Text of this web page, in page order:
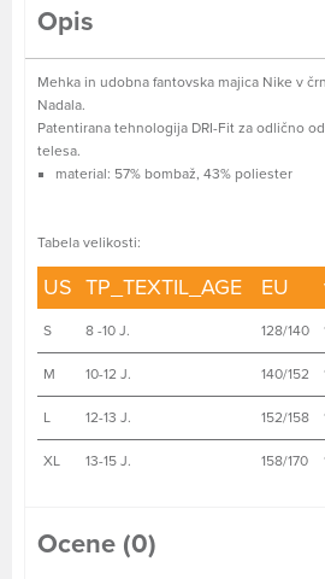
Opis
Mehka in udobna fantovska majica Nike v
Nadala.
Patentirana tehnologija DRI-Fit za odlično
telesa.
material: 57% bombaž, 43% poliester
Tabela velikosti:
US TP_TEXTIL_AGE EU
S 8 -10 J. 128/140
M 10-12 J. 140/152
L 12-13 J. 152/158
XL 13-15 J. 158/170
Ocene (0)